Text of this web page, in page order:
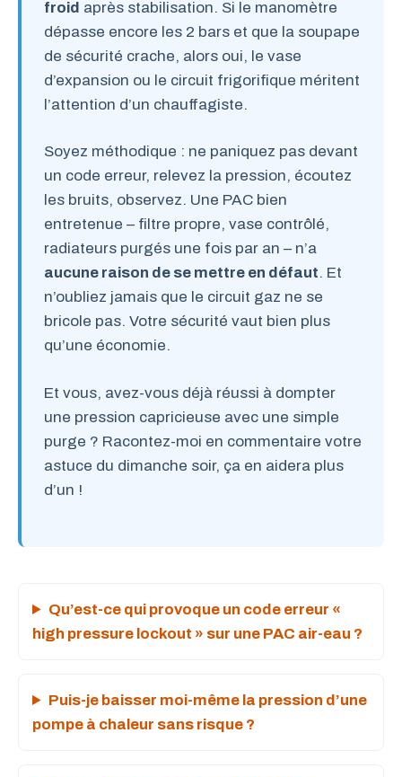
froid après stabilisation. Si le manomètre
dépasse encore les 2 bars et que la soupape
de sécurité crache, alors oui, le vase
d’expansion ou le circuit frigorifique méritent
l’attention d’un chauffagiste.
Soyez méthodique : ne paniquez pas devant
un code erreur, relevez la pression, écoutez
les bruits, observez. Une PAC bien
entretenue – filtre propre, vase contrôlé,
radiateurs purgés une fois par an – n’a
aucune raison de se mettre en défaut. Et
n’oubliez jamais que le circuit gaz ne se
bricole pas. Votre sécurité vaut bien plus
qu’une économie.
Et vous, avez-vous déjà réussi à dompter
une pression capricieuse avec une simple
purge ? Racontez-moi en commentaire votre
astuce du dimanche soir, ça en aidera plus
d’un !
Qu’est-ce qui provoque un code erreur «
high pressure lockout » sur une PAC air-eau ?
Puis-je baisser moi-même la pression d’une
pompe à chaleur sans risque ?